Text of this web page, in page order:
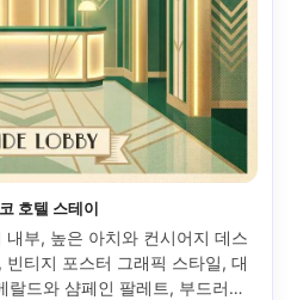
호텔 스테이
부, 높은 아치와 컨시어지 데스
티지 포스터 그래픽 스타일, 대
랄드와 샴페인 팔레트, 부드러운